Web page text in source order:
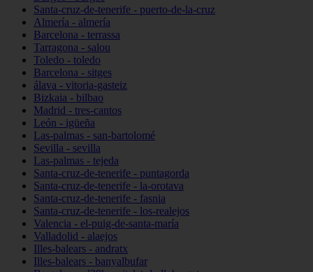
Santa-cruz-de-tenerife - puerto-de-la-cruz
Almería - almería
Barcelona - terrassa
Tarragona - salou
Toledo - toledo
Barcelona - sitges
álava - vitoria-gasteiz
Bizkaia - bilbao
Madrid - tres-cantos
León - igüeña
Las-palmas - san-bartolomé
Sevilla - sevilla
Las-palmas - tejeda
Santa-cruz-de-tenerife - puntagorda
Santa-cruz-de-tenerife - la-orotava
Santa-cruz-de-tenerife - fasnia
Santa-cruz-de-tenerife - los-realejos
Valencia - el-puig-de-santa-maría
Valladolid - alaejos
Illes-balears - andratx
Illes-balears - banyalbufar